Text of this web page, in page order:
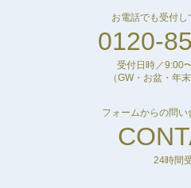
お電話でも受付し
0120-
受付日時／9:00
（GW・お盆・年
フォームからの問い
24時間